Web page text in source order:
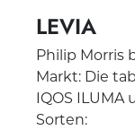
LEVIA
Philip Morris
Markt: Die
IQOS ILUMA
Sorten: